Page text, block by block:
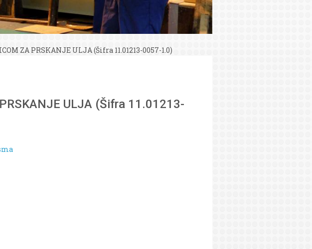
ZA PRSKANJE ULJA (Šifra 11.01213-0057-1.0)
ULJA (Šifra 11.01213-